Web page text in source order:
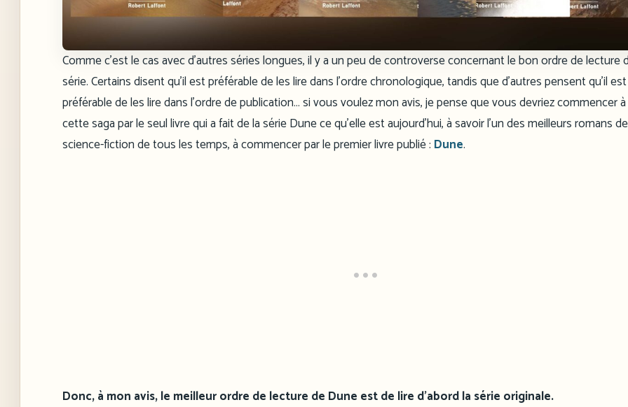
Comme c’est le cas avec d’autres séries longues, il y a un peu de controverse concernant le bon ordre de lecture
série. Certains disent qu’il est préférable de les lire dans l’ordre chronologique, tandis que d’autres pensent qu’il est
préférable de les lire dans l’ordre de publication… si vous voulez mon avis, je pense que vous devriez commencer
cette saga par le seul livre qui a fait de la série Dune ce qu’elle est aujourd’hui, à savoir l’un des meilleurs romans de
science-fiction de tous les temps, à commencer par le premier livre publié : Dune.
Donc, à mon avis, le meilleur ordre de lecture de Dune est de lire d’abord la série originale.